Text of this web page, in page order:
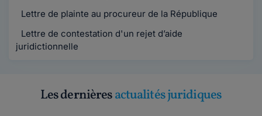
Lettre de plainte au procureur de la République
Lettre de contestation d'un rejet d’aide
juridictionnelle
Les dernièresactualités juridiques